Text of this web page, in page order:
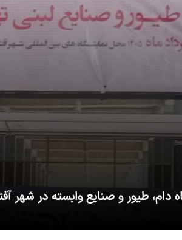
دام، طیور و صنایع وابسته در شهر